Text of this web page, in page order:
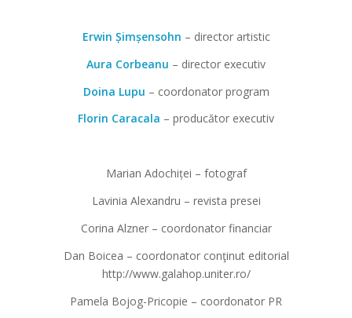
Erwin Șimșensohn – director artistic
Aura Corbeanu – director executiv
Doina Lupu – coordonator program
Florin Caracala – producător executiv
Marian Adochiței – fotograf
Lavinia Alexandru – revista presei
Corina Alzner – coordonator financiar
Dan Boicea – coordonator conţinut editorial
http://www.galahop.uniter.ro/
Pamela Bojog-Pricopie – coordonator PR